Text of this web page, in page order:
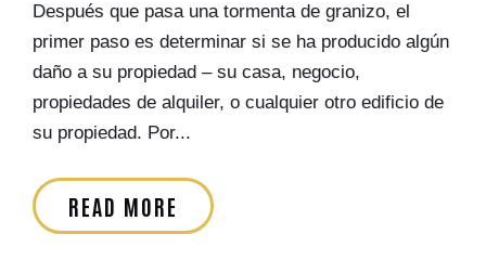
Después que pasa una tormenta de granizo, el
primer paso es determinar si se ha producido algún
daño a su propiedad – su casa, negocio,
propiedades de alquiler, o cualquier otro edificio de
su propiedad. Por...
READ MORE